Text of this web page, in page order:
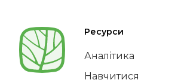
Ресурси
Аналітика
Навчитися